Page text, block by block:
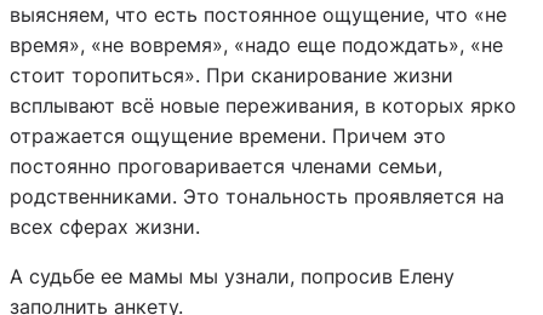
выясняем, что есть постоянное ощущение, что «не
время», «не вовремя», «надо еще подождать», «не
стоит торопиться». При сканирование жизни
всплывают всё новые переживания, в которых ярко
отражается ощущение времени. Причем это
постоянно проговаривается членами семьи,
родственниками. Это тональность проявляется на
всех сферах жизни.
А судьбе ее мамы мы узнали, попросив Елену
заполнить анкету.